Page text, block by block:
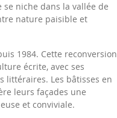
niche dans la vallée de
nature paisible et
1984. Cette reconversion
écrite, avec ses
littéraires. Les bâtisses en
leurs façades une
et conviviale.